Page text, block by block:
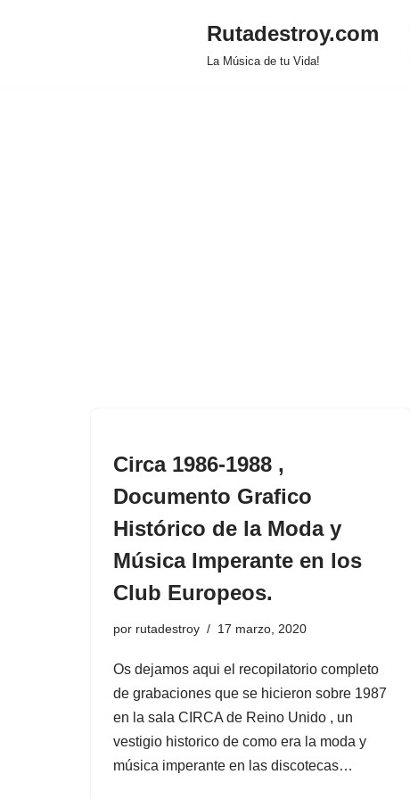
Rutadestroy.com
La Música de tu Vida!
Circa 1986-1988 ,
Documento Grafico
Histórico de la Moda y
Música Imperante en los
Club Europeos.
por rutadestroy 17 marzo, 2020
Os dejamos aqui el recopilatorio completo
de grabaciones que se hicieron sobre 1987
en la sala CIRCA de Reino Unido , un
vestigio historico de como era la moda y
música imperante en las discotecas…